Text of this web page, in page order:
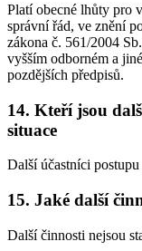
Platí obecné lhůty pro
správní řád, ve znění
zákona č. 561/2004
vyšším odborném a
pozdějších předpisů.
14. Kteří jsou
situace
Další účastníci
15. Jaké další
Další činnosti nejsou